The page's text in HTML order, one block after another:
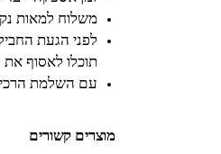
משלוח למאות
לפני הגעת
תוכלו לאסוף
עם השלמת
מוצרים קשורים